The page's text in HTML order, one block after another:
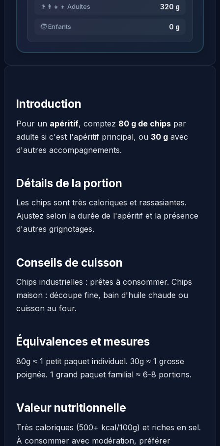
👨‍👩‍👧‍👦 Adultes 320 g
🧒 Enfants 0 g
Introduction
Pour un apéritif, comptez 80 g de chips par
adulte si c'est l'apéritif principal, ou 30 g avec
d'autres accompagnements.
Détails de la portion
Les chips sont très caloriques et rassasiantes.
Ajustez selon la durée de l'apéritif et la présence
d'autres grignotages.
Conseils de cuisson
Chips industrielles : prêtes à consommer. Chips
maison : découpe fine, bain d'huile chaude ou
cuisson au four.
Équivalences et mesures
80g ≈ 1 petit paquet individuel. 30g ≈ 1 grosse
poignée. 1 grand paquet familial ≈ 6-8 portions.
Valeur nutritionnelle
Très caloriques (500+ kcal/100g) et riches en sel.
À consommer avec modération, préférer